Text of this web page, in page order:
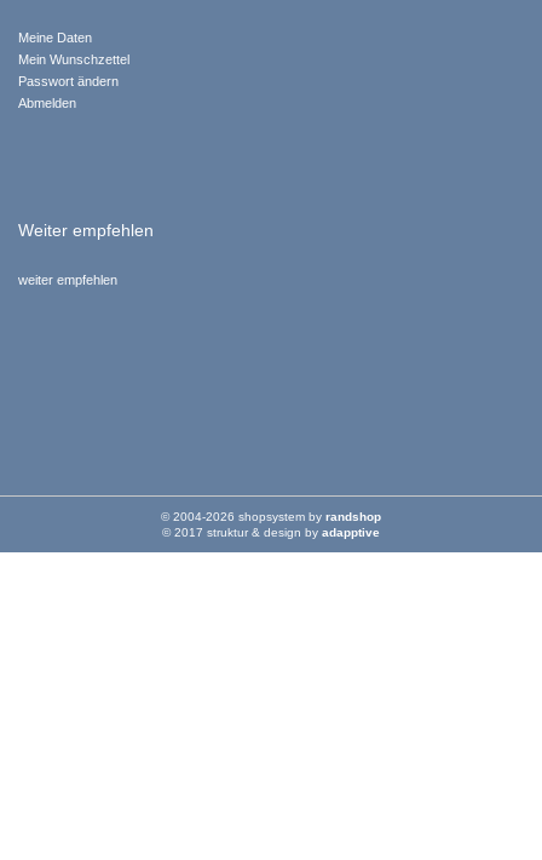
Meine Daten
Mein Wunschzettel
Passwort ändern
Abmelden
Weiter empfehlen
weiter empfehlen
© 2004-2026 shopsystem by randshop
© 2017 struktur & design by adapptive